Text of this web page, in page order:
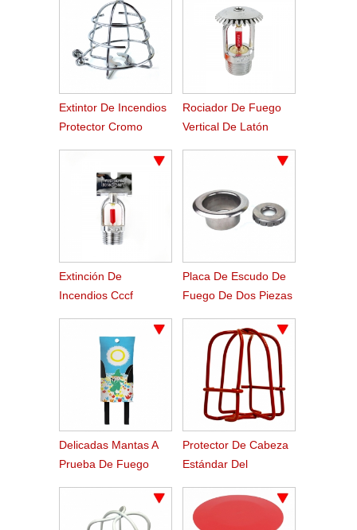
Extintor De Incendios
Protector Cromo
Rociador De Fuego
Vertical De Latón
Extinción De
Incendios Cccf
Automático Contra
Incendios
Placa De Escudo De
Fuego De Dos Piezas
Delicadas Mantas A
Prueba De Fuego
Protector De Cabeza
Estándar Del
Rojo